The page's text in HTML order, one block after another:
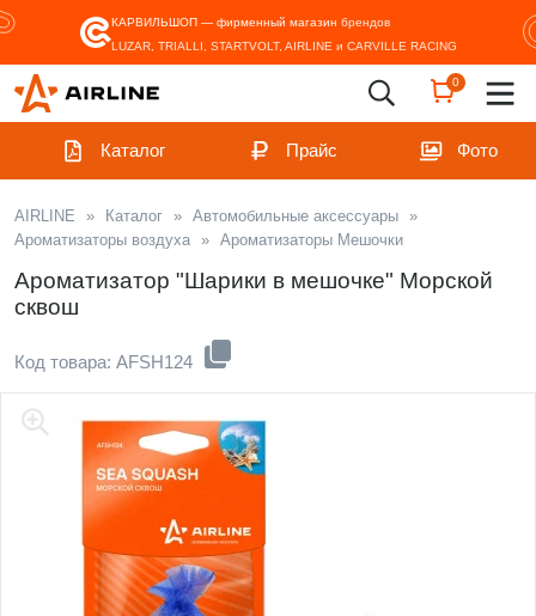
КАРВИЛЬШОП — фирменный магазин брендов
LUZAR, TRIALLI, STARTVOLT, AIRLINE и CARVILLE RACING
0
Каталог Прайс Фото
AIRLINE » Каталог » Автомобильные аксессуары »
Ароматизаторы воздуха » Ароматизаторы Мешочки
Ароматизатор "Шарики в мешочке" Морской
сквош
Код товара: AFSH124